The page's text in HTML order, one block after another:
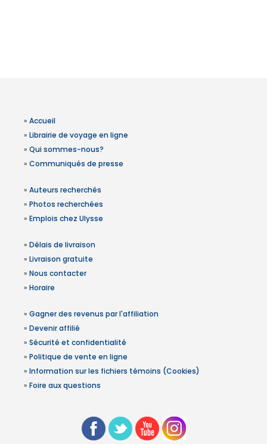
» Accueil
» Librairie de voyage en ligne
» Qui sommes-nous?
» Communiqués de presse
» Auteurs recherchés
» Photos recherchées
» Emplois chez Ulysse
» Délais de livraison
» Livraison gratuite
» Nous contacter
» Horaire
» Gagner des revenus par l'affiliation
» Devenir affilié
» Sécurité et confidentialité
» Politique de vente en ligne
» Information sur les fichiers témoins (Cookies)
» Foire aux questions